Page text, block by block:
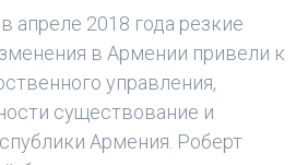
апреле 2018 года резкие
в Армении привели к
управления,
существование и
Армения. Роберт